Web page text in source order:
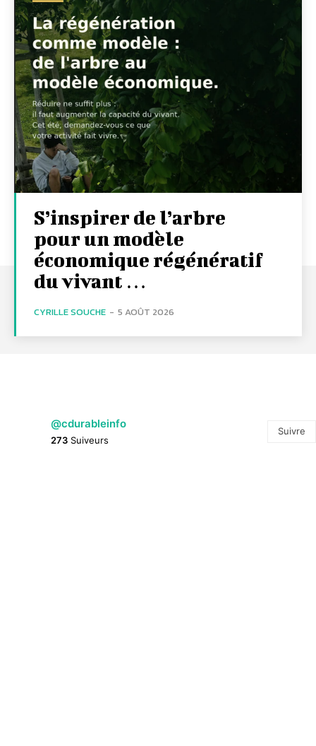
S’inspirer de l’arbre
pour un modèle
économique régénératif
du vivant …
CYRILLE SOUCHE - 5 AOÛT 2026
@cdurableinfo
273 Suiveurs
Suivre